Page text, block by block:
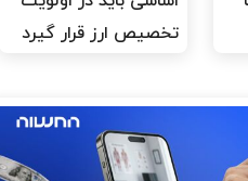
تخصیص ارز قرار گیرد